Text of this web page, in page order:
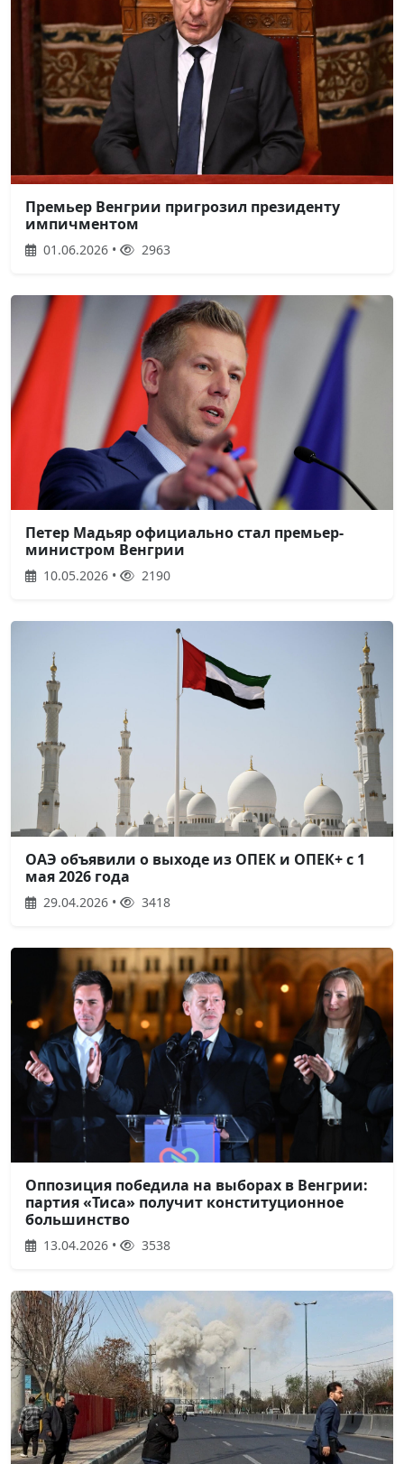
Премьер Венгрии пригрозил президенту
импичментом
01.06.2026 • 2963
Петер Мадьяр официально стал премьер-
министром Венгрии
10.05.2026 • 2190
ОАЭ объявили о выходе из ОПЕК и ОПЕК+ с 1
мая 2026 года
29.04.2026 • 3418
Оппозиция победила на выборах в Венгрии:
партия «Тиса» получит конституционное
большинство
13.04.2026 • 3538